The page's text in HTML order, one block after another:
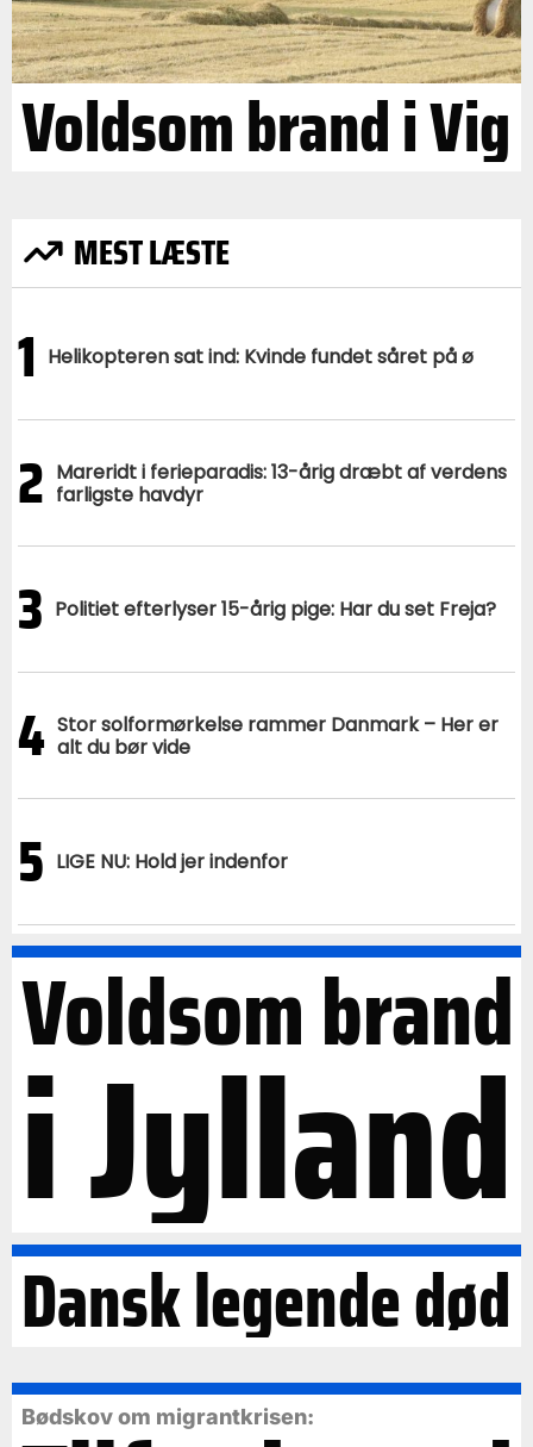
Voldsom brand i Vig
MEST LÆSTE
1 Helikopteren sat ind: Kvinde fundet såret på ø
2 Mareridt i ferieparadis: 13-årig dræbt af verdens
farligste havdyr
3 Politiet efterlyser 15-årig pige: Har du set Freja?
4 Stor solformørkelse rammer Danmark – Her er
alt du bør vide
5 LIGE NU: Hold jer indenfor
Voldsom brand
i Jylland
Dansk legende død
Bødskov om migrantkrisen: